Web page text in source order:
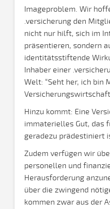
Imageproblem. Wir
.versicherung den
nicht nur hilft, sich im
präsentieren, sondern
identitätsstiftende
Inhaber einer
Welt: “Seht her, ich bin
Hinzu kommt: Eine
immaterielles Gut, das
geradezu prädestiniert
Zudem verfügen wir
personellen und
Herausforderung
über die zwingend
kommen zwar aus der